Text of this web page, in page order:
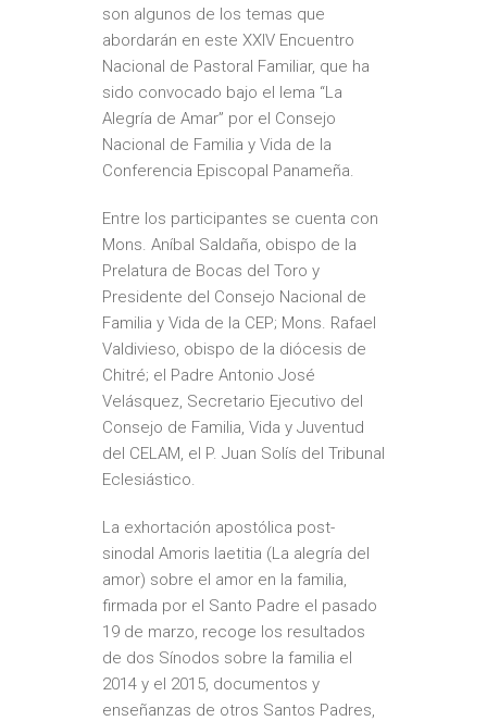
son algunos de los temas que
abordarán en este XXIV Encuentro
Nacional de Pastoral Familiar, que ha
sido convocado bajo el lema “La
Alegría de Amar” por el Consejo
Nacional de Familia y Vida de la
Conferencia Episcopal Panameña.
Entre los participantes se cuenta con
Mons. Aníbal Saldaña, obispo de la
Prelatura de Bocas del Toro y
Presidente del Consejo Nacional de
Familia y Vida de la CEP; Mons. Rafael
Valdivieso, obispo de la diócesis de
Chitré; el Padre Antonio José
Velásquez, Secretario Ejecutivo del
Consejo de Familia, Vida y Juventud
del CELAM, el P. Juan Solís del Tribunal
Eclesiástico.
La exhortación apostólica post-
sinodal Amoris laetitia (La alegría del
amor) sobre el amor en la familia,
firmada por el Santo Padre el pasado
19 de marzo, recoge los resultados
de dos Sínodos sobre la familia el
2014 y el 2015, documentos y
enseñanzas de otros Santos Padres,